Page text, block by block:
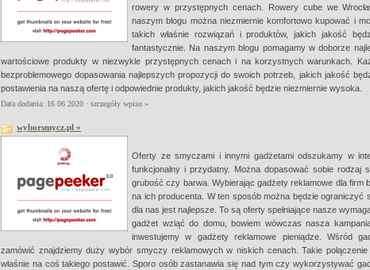
rowery w przystępnych cenach. Rowery cube we
naszym blogu można niezmiernie komfortowo kupować i
takich właśnie rozwiązań i produktów, jakich jakość
fantastycznie. Na naszym blogu pomagamy w doborze
wartościowe produkty w niezwykle przystępnych cenach i na korzystnych warunkach.
bezproblemowego dopasowania najlepszych propozycji do swoich potrzeb, jakich jakość
postawienia na naszą ofertę i odpowiednie produkty, jakich jakość będzie niezmiernie wysoka.
Data dodania: 16 06 2020 · szczegóły wpisu »
wyborsmycz.pl »
Oferty ze smyczami i innymi gadżetami odszukamy w
funkcjonalny i przydatny. Można dopasować sobie rodzaj
grubość czy barwa. Wybierając gadżety reklamowe dla firm
na ich producenta. W ten sposób można będzie
dla nas jest najlepsze. To są oferty spełniające nasze
gadżet wziąć do domu, bowiem wówczas nasza
inwestujemy w gadżety reklamowe pieniądze. Wśród
zamówić znajdziemy duży wybór smyczy reklamowych w niskich cenach. Takie
właśnie na coś takiego postawić. Sporo osób zastanawia się nad tym czy wykorzystywać